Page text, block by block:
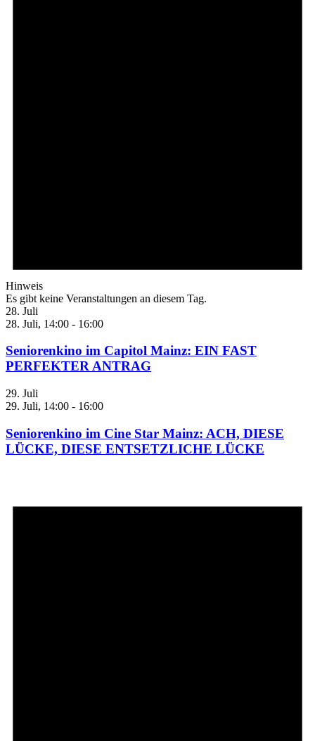
Hinweis
Es gibt keine Veranstaltungen an diesem Tag.
28. Juli
28. Juli, 14:00 - 16:00
Seniorenkino im Capitol Mainz: EIN FAST
PERFEKTER ANTRAG
29. Juli
29. Juli, 14:00 - 16:00
Seniorenkino im Cine Star Mainz: ACH, DIESE
LÜCKE, DIESE ENTSETZLICHE LÜCKE